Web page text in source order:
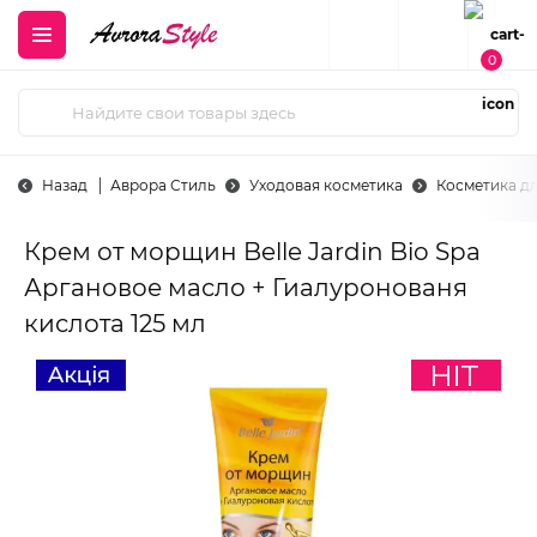
0
Назад Аврора Стиль Уходовая косметика Косметика
Крем от морщин Belle Jardin Bio Spa
Аргановое масло + Гиалуронованя
кислота 125 мл